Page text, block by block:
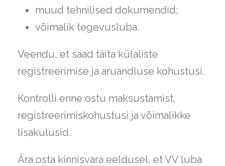
muud tehnilised dokumendid;
võimalik tegevusluba.
Veendu, et saad täita külaliste
registreerimise ja aruandluse kohustusi.
Kontrolli enne ostu maksustamist,
registreerimiskohustusi ja võimalikke
lisakulusid.
Ära osta kinnisvara eeldusel, et VV luba